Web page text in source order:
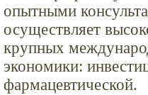
опытными
осуществляет
крупных
экономики:
фармацевтической.